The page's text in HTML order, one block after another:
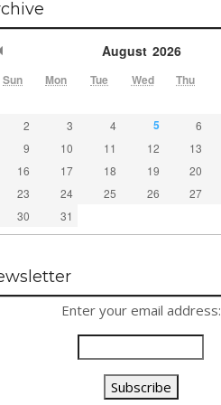
August 2026
Sun Mon Tue Wed Thu
2
3 4 5 6
9
10 11 12 13
16
17 18 19 20
23
24 25 26 27
30
31
Enter your email address: